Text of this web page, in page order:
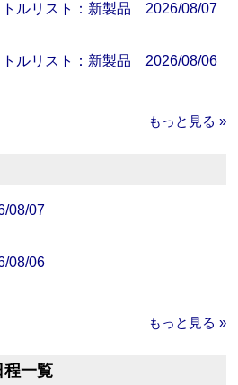
トルリスト：新製品 2026/08/07
トルリスト：新製品 2026/08/06
もっと見る »
08/07
08/06
もっと見る »
程一覧